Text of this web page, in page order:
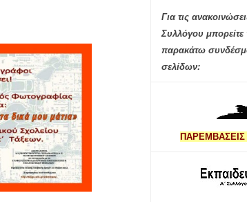
Για τις
Συλλόγου
παρακάτω
σελίδων:
ΠΑΡΕΜΒΑΣΕΙΣ